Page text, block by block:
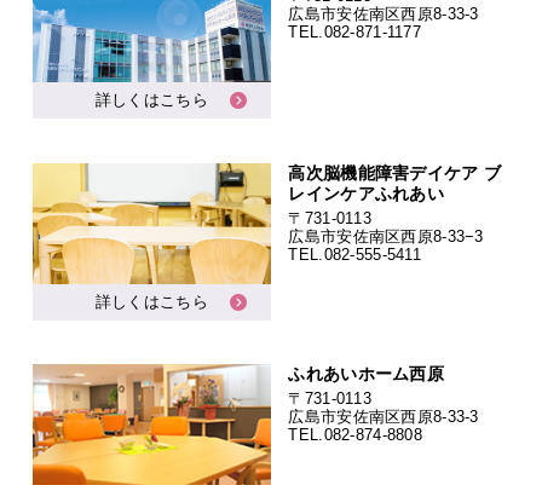
詳しくはこちら
広島市安佐南区西原8-33-3
TEL.082-871-1177
詳しくはこちら
高次脳機能障害デイケア ブ
レインケアふれあい
〒731-0113
広島市安佐南区西原8-33−3
TEL. 082-555-5411
ふれあいホーム西原
〒731-0113
広島市安佐南区西原8-33-3
TEL.082-874-8808